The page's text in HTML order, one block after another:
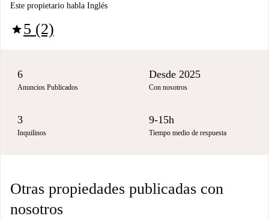
Este propietario habla Inglés
star5 (2)
6
Anuncios Publicados
Desde 2025
Con nosotros
3
Inquilinos
9-15h
Tiempo medio de respuesta
Otras propiedades publicadas con
nosotros